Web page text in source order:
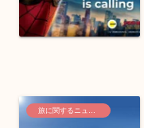
旅に関するニュース